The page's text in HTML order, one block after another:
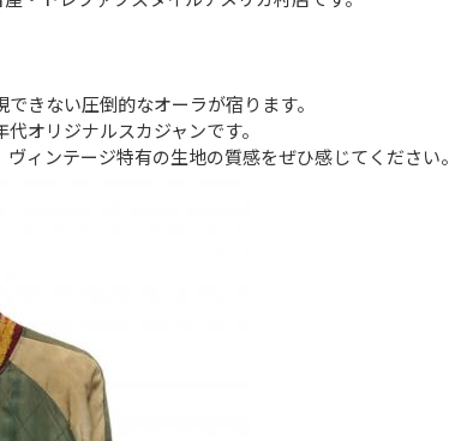
きない圧倒的なオーラが宿ります。
オリジナルスカジャンです。
ィンテージ特有の生地の質感をぜひ感じてください。